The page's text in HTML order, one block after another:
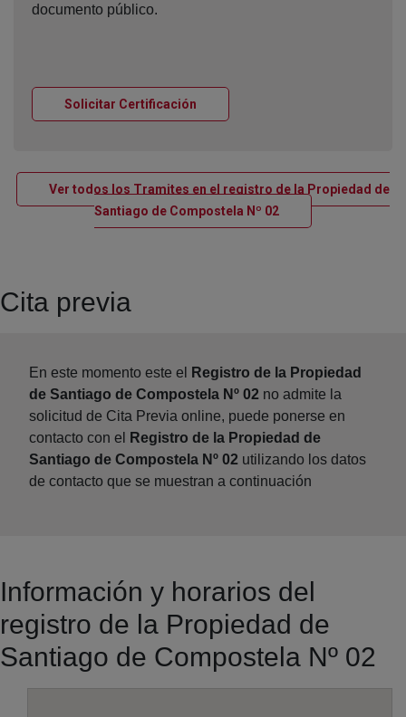
documento público.
Solicitar Certificación
Ver todos los Tramites en el registro de la Propiedad de
Santiago de Compostela Nº 02 Ventana nueva
Cita previa
En este momento este el
Registro de la Propiedad
de Santiago de Compostela Nº 02 no admite la
solicitud de Cita Previa online, puede ponerse en
contacto con el
Registro de la Propiedad de
Santiago de Compostela Nº 02 utilizando los datos
de contacto que se muestran a continuación
Información y horarios del
registro de la Propiedad de
Santiago de Compostela Nº 02